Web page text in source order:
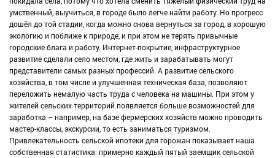
умственный, выучиться, в городе было легче найти работу. Но прогресс
дошёл до той стадии, когда можно снова вернуться за город, в хорошую
экологию и поближе к природе, и при этом не терять привычные
городские блага и работу. Интернет-покрытие, инфраструктурное
развитие сделали село местом, где жить и зарабатывать могут
представители самых разных профессий. А развитие сельского
хозяйства, в том числе и улучшенная техническая база, позволяют
переложить немалую часть труда с человека на машины. При этом у
жителей сельских территорий появляется больше возможностей для
заработка – например, на базе фермерских хозяйств можно проводить
мастер-классы, экскурсии, то есть заниматься туризмом.
Привлекательность сельской ипотеки для горожан показывает наша
собственная статистика: примерно каждый пятый заемщик сельской